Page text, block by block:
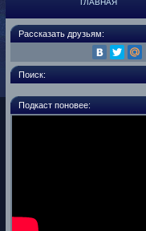
ГЛАВНАЯ
Рассказать друзьям:
Поиск:
Подкаст поновее: